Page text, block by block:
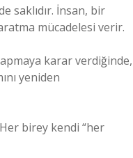
saklıdır. İnsan, bir
mücadelesi verir.
karar verdiğinde,
yeniden
birey kendi “her